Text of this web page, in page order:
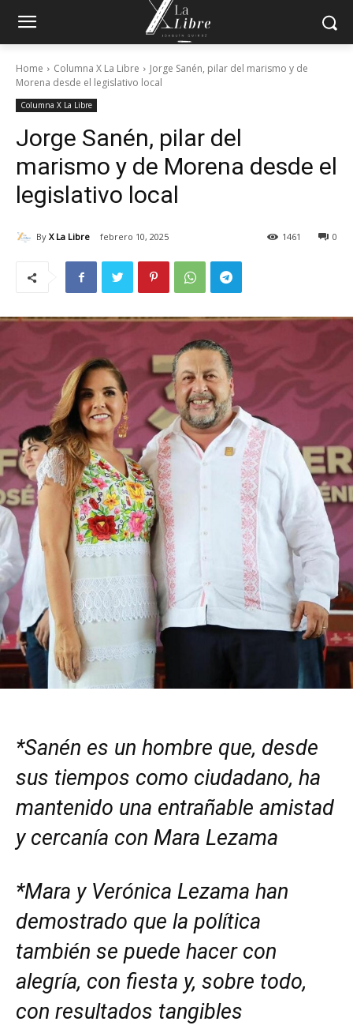
Home Columna X La Libre
Jorge Sanén, pilar del marismo y de
Morena desde el legislativo local
Columna X La Libre
Jorge Sanén, pilar del
marismo y de Morena desde el
legislativo local
By X La Libre febrero 10, 2025 0
1461
*Sanén es un hombre que, desde
sus tiempos como ciudadano, ha
mantenido una entrañable amistad
y cercanía con Mara Lezama
*Mara y Verónica Lezama han
demostrado que la política
también se puede hacer con
alegría, con fiesta y, sobre todo,
con resultados tangibles